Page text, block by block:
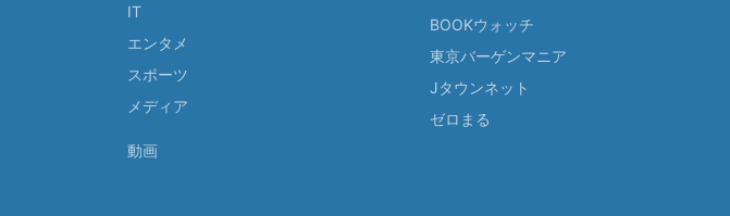
IT
エンタメ
スポーツ
メディア
動画
BOOKウォッチ
東京バーゲンマニア
Jタウンネット
ゼロまる